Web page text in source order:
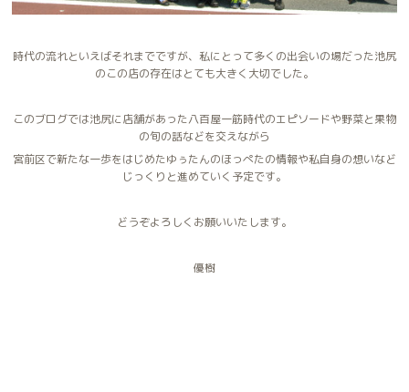
時代の流れといえばそれまでですが、私にとって多くの出会いの場だった池尻
のこの店の存在はとても大きく大切でした。
このブログでは池尻に店舗があった八百屋一筋時代のエピソードや野菜と果物
の旬の話などを交えながら
宮前区で新たな一歩をはじめたゆぅたんのほっぺたの情報や私自身の想いなど
じっくりと進めていく予定です。
どうぞよろしくお願いいたします。
優樹